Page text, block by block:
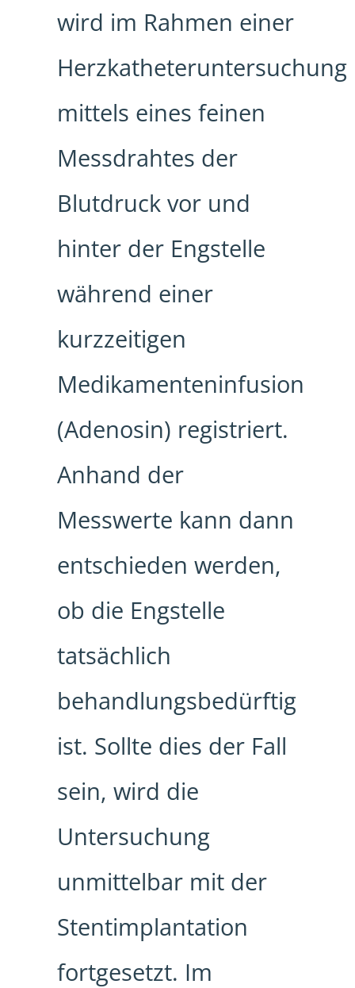
wird im Rahmen einer
Herzkatheteruntersuchung
mittels eines feinen
Messdrahtes der
Blutdruck vor und
hinter der Engstelle
während einer
kurzzeitigen
Medikamenteninfusion
(Adenosin) registriert.
Anhand der
Messwerte kann dann
entschieden werden,
ob die Engstelle
tatsächlich
behandlungsbedürftig
ist. Sollte dies der Fall
sein, wird die
Untersuchung
unmittelbar mit der
Stentimplantation
fortgesetzt. Im